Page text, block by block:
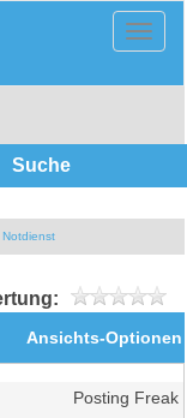
Suche
Ansichts-Optionen
Posting Freak